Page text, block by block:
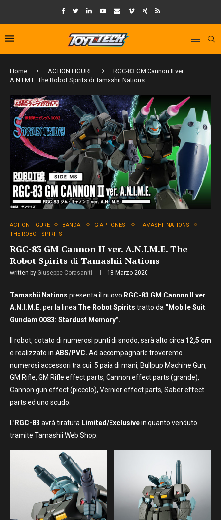
Home ACTION FIGURE
RGC-83 GM Cannon II ver.
A.N.I.M.E. The Robot Spirits di Tamashii Nations
ACTION FIGURE BANDAI GIAPPONESI
TAMASHII NATIONS
THE ROBOT SPIRITS
RGC-83 GM Cannon II ver. A.N.I.M.E. The
Robot Spirits di Tamashii Nations
written by Giuseppe Corasaniti 18 Marzo 2020
Tamashii Nations presenta il nuovo RGC-83 GM Cannon II ver.
A.N.I.M.E. per la linea The Robot Spirits tratto da “Mobile Suit
Gundam 0083: Stardust Memory”.
Il robot, dotato di numerosi punti di snodo, sarà alto circa 12,5 cm
e realizzato in ABS/PVC. Ad accompagnarlo troveremo
numerosi accessori tra cui: 5 paia di mani, Bullpup Machine Gun,
GM Rifle, GM Rifle effect parts, Cannon effect parts (grande),
Cannon gun effect (piccolo), Vernier effect parts, Saber effect
parts ed uno scudo.
L’ RGC-83 avrà tiratura Limited/Exclusivein quanto venduto
tramite Tamashii Web Shop.